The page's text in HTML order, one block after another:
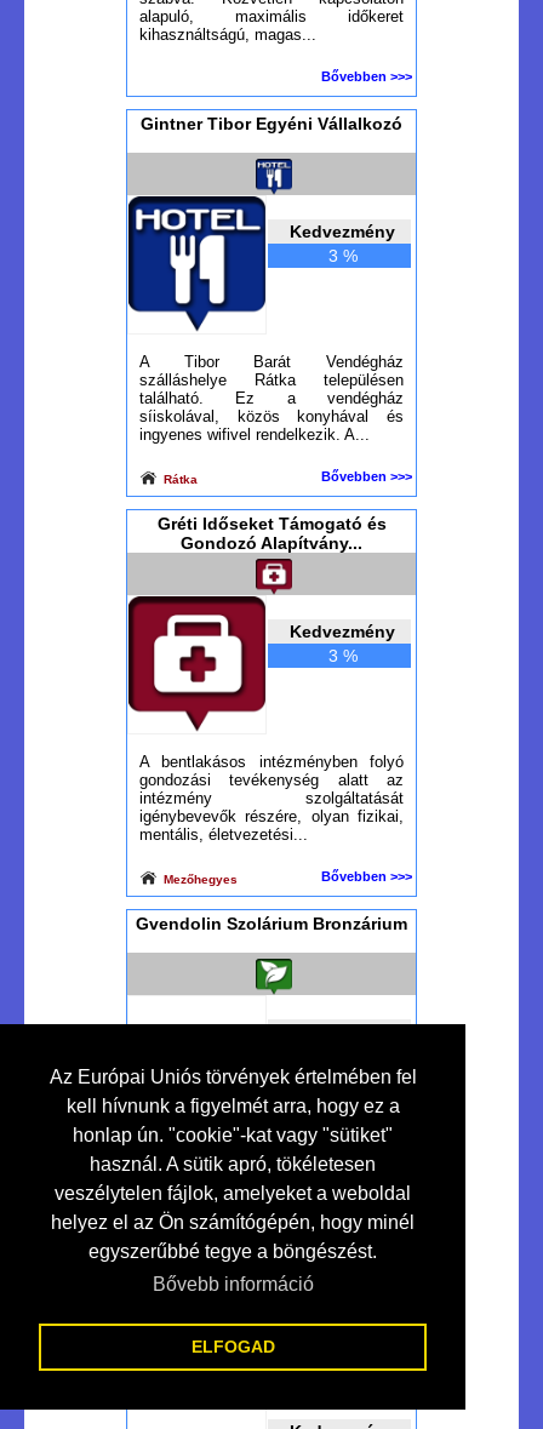
Az Európai Uniós törvények értelmében fel
kell hívnunk a figyelmét arra, hogy ez a
honlap ún. "cookie"-kat vagy "sütiket"
használ. A sütik apró, tökéletesen
veszélytelen fájlok, amelyeket a weboldal
helyez el az Ön számítógépén, hogy minél
egyszerűbbé tegye a böngészést.
Bővebb információ
ELFOGAD
alapuló, maximális időkeret
kihasználtságú, magas...
Bővebben >>>
Gintner Tibor Egyéni Vállalkozó
Kedvezmény
3 %
A Tibor Barát Vendégház
szálláshelye Rátka településen
található. Ez a vendégház
síiskolával, közös konyhával és
ingyenes wifivel rendelkezik. A...
Rátka Bővebben >>>
Gréti Időseket Támogató és
Gondozó Alapítvány...
Kedvezmény
3 %
A bentlakásos intézményben folyó
gondozási tevékenység alatt az
intézmény szolgáltatását
igénybevevők részére, olyan fizikai,
mentális, életvezetési...
Mezőhegyes Bővebben >>>
Gvendolin Szolárium Bronzárium
Szolárium Studió...
Makó
Ht-led - Lakossági-ipari Led
Világítás